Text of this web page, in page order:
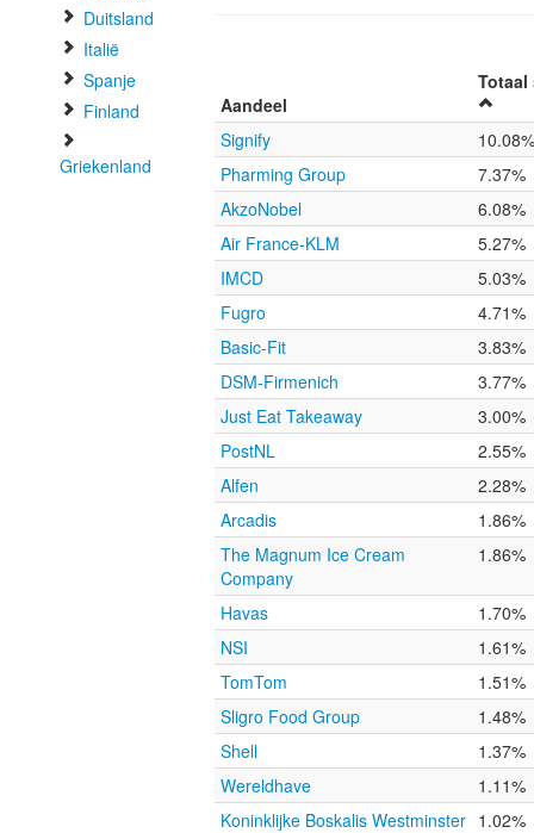
Duitsland
Italië
Spanje
Finland
Griekenland
Aandeel
Signify
10.08%
Pharming Group
7.37%
AkzoNobel
6.08%
Air France-KLM
5.27%
IMCD
5.03%
Fugro
4.71%
Basic-Fit
3.83%
DSM-Firmenich
3.77%
Just Eat Takeaway
3.00%
PostNL
2.55%
Alfen
2.28%
Arcadis
1.86%
The Magnum Ice Cream
Company
1.86%
Havas
1.70%
NSI
1.61%
TomTom
1.51%
Sligro Food Group
1.48%
Shell
1.37%
Wereldhave
1.11%
Koninklijke Boskalis Westminster 1.02%